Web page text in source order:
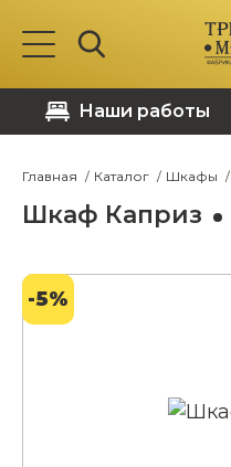
Наши работы
Главная Каталог Шкафы
Шкаф Каприз
-5%